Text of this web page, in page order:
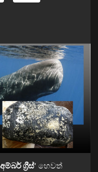
අම්බර් ග්‍රීස්‘ හෙවත්